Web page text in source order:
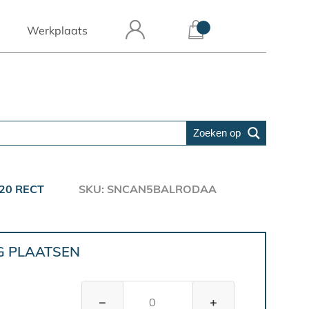
Werkplaats
Zoeken op
RECT
SKU: SNCAN5BALRODAA
PLAATSEN
− +